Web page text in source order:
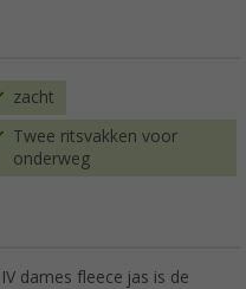
zacht
Twee ritsvakken voor
onderweg
dames fleece jas is de